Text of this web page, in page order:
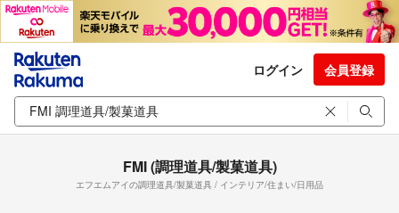
ログイン 会員登録
FMI (調理道具/製菓道具)
エフエムアイの調理道具/製菓道具 / インテリア/住まい/日用品